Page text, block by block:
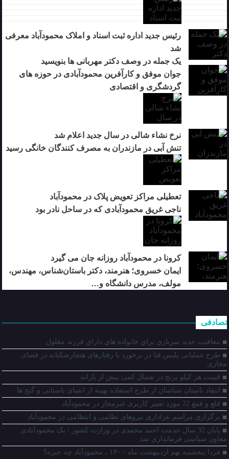
رئیس جدید اداره ثبت اسناد و املاک محمودآباد معرفی
شد
یک جمله در وصف دکتر مهربانی ها بنویسید
جوان موفق و کارآفرین محمودآبادی در حوزه های
گردشگری و اقتصادی
نرخ نشاء شالی در سال جدید اعلام شد
تنش آبی در مازندران به مصرف كنندگان خانگی رسيد
تعطیلی مراکز تعویض پلاک در محمودآباد
ناجی غریق محمودآبادی که در ساحل نادر بود
کرونا در محمودآباد روزانه جان می گیرد
ایمان خسروی؛ هنرمند، دکتر باستان‌شناس، مهندس،
مولف، مدرس دانشگاه و…
تصادفی
معافيت جديد سربازي براي خانواده هاي داراي فرزند معلول
طرح عملیاتی پلیس فتا در برخورد با رفتارهای هنجارشکنانه در فضای
مجازی
قیمت هر کیلو برنج در شمال کمی بیش از یارانه
انتقاد باستان شناسان از طرح استفاده بهینه از اشیای باستانی و گنج ها
قلع و قمع 22 مورد تغییر کاربری غیرمجاز در محمودآباد
برگزاری مراسم عزاداری نیروهای نظامی و انتظامی در محمودآباد
پایان 32 سال خدمت احمد محمدی در وزارت کشور / یک محمودآبادی
معاون سیاسی فرمانداری شد
فردا پنجشنبه نهم اردیبهشت ماه ۱۴۰۰ ، محمودآباد چه خبره؟